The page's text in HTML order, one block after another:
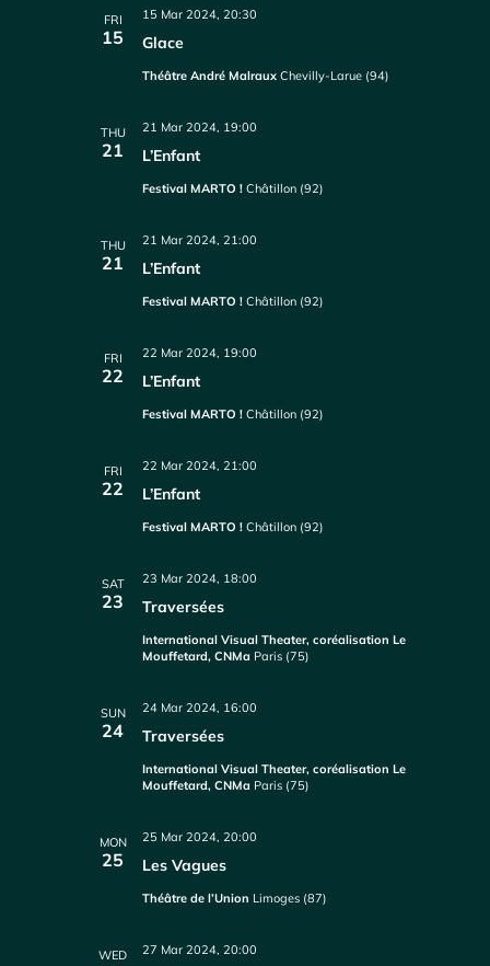
FRI
15 Glace
15 Mar 2024, 20:30
Théâtre André MalrauxChevilly-Larue (94)
THU
21 L’Enfant
21 Mar 2024, 19:00
Festival MARTO !Châtillon (92)
THU
21 L’Enfant
21 Mar 2024, 21:00
Festival MARTO !Châtillon (92)
FRI
22 L’Enfant
22 Mar 2024, 19:00
Festival MARTO !Châtillon (92)
FRI
22 L’Enfant
22 Mar 2024, 21:00
Festival MARTO !Châtillon (92)
SAT
23 Traversées
23 Mar 2024, 18:00
International Visual Theater, coréalisation Le
Mouffetard, CNMa Paris (75)
SUN
24 Traversées
24 Mar 2024, 16:00
International Visual Theater, coréalisation Le
Mouffetard, CNMa Paris (75)
MON
25 Les Vagues
25 Mar 2024, 20:00
Théâtre de l’Union Limoges (87)
WED 27 Mar 2024, 20:00